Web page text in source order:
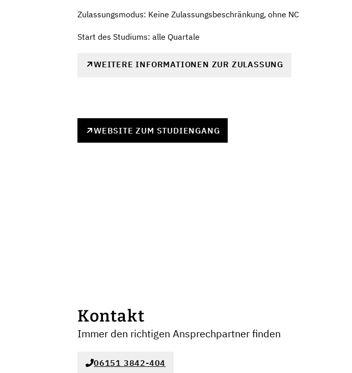
Zulassungsmodus: Keine Zulassungsbeschränkung, ohne NC
Start des Studiums: alle Quartale
WEITERE INFORMATIONEN ZUR ZULASSUNG
WEBSITE ZUM STUDIENGANG
Kontakt
Immer den richtigen Ansprechpartner finden
06151 3842-404